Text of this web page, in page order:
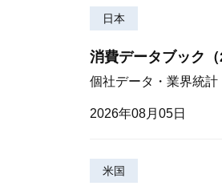
日本
消費データブック（
個社データ・業界統
2026年08月05日
米国